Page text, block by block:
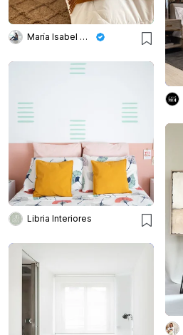
María Isabel Wetzel
Libria Interiores